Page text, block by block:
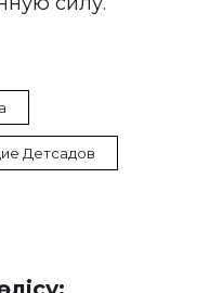
Детсадов